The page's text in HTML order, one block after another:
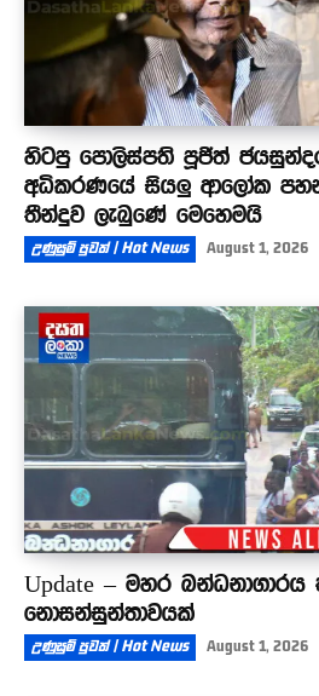
හිටපු පොලිස්පති පූජිත්
අධිකරණයේ සියලු ආලෝක
තීන්දුව ලැබුණේ මෙහෙමයි
උණුසුම් පුවත් | Hot News August 1, 2026
Update – මහර බන්ධනාගාරය
නොසන්සුන්තාවයක්
උණුසුම් පුවත් | Hot News August 1, 2026